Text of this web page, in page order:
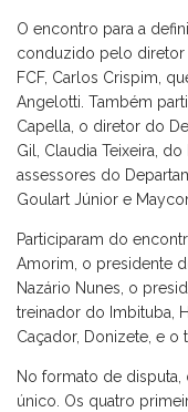
O encontro para a
conduzido pelo diretor
FCF, Carlos Crispim,
Angelotti. Também
Capella, o diretor do
Gil, Claudia Teixeira,
assessores do
Goulart Júnior e
Participaram do
Amorim, o presidente
Nazário Nunes, o
treinador do Imbituba,
Caçador, Donizete, e o
No formato de
único. Os quatro